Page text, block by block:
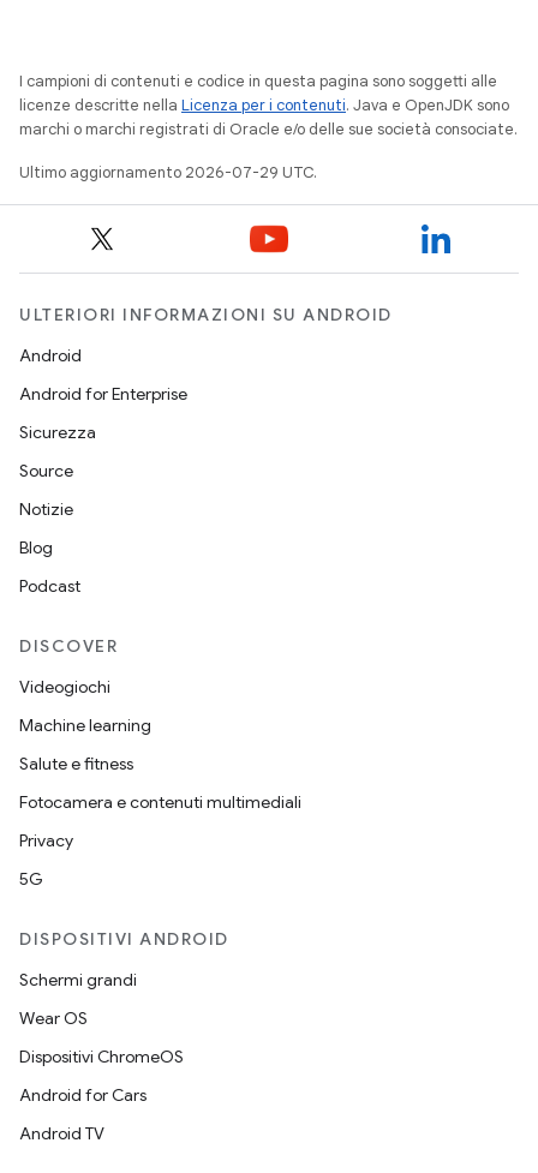
I campioni di contenuti e codice in questa pagina sono soggetti alle
licenze descritte nella Licenza per i contenuti. Java e OpenJDK sono
marchi o marchi registrati di Oracle e/o delle sue società consociate.
Ultimo aggiornamento 2026-07-29 UTC.
ULTERIORI INFORMAZIONI SU ANDROID
Android
Android for Enterprise
Sicurezza
Source
Notizie
Blog
Podcast
DISCOVER
Videogiochi
Machine learning
Salute e fitness
Fotocamera e contenuti multimediali
Privacy
5G
DISPOSITIVI ANDROID
Schermi grandi
Wear OS
Dispositivi ChromeOS
Android for Cars
Android TV